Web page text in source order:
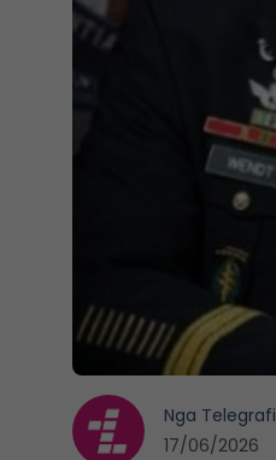
Nga Telegrafi
17/06/2026